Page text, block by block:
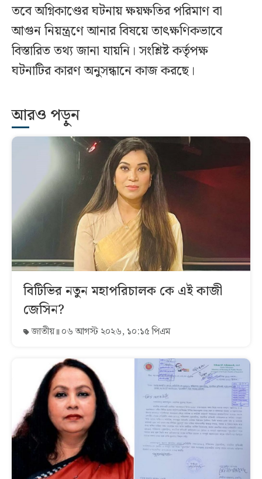
তবে অগ্নিকাণ্ডের ঘটনায় ক্ষয়ক্ষতির পরিমাণ বা
আগুন নিয়ন্ত্রণে আনার বিষয়ে তাৎক্ষণিকভাবে
বিস্তারিত তথ্য জানা যায়নি। সংশ্লিষ্ট কর্তৃপক্ষ
ঘটনাটির কারণ অনুসন্ধানে কাজ করছে।
আরও পড়ুন
বিটিভির নতুন মহাপরিচালক কে এই কাজী
জেসিন?
জাতীয় ০৬ আগস্ট ২০২৬, ১০:১৫ পিএম